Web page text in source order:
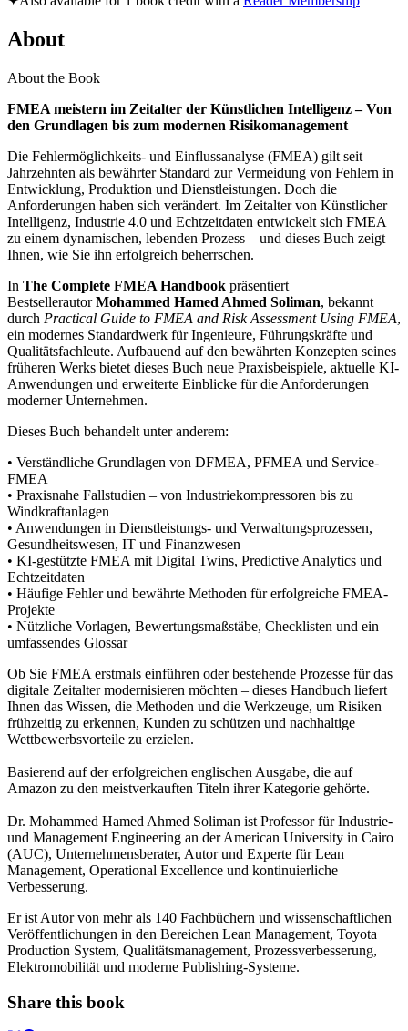
About
About the Book
FMEA meistern im Zeitalter der Künstlichen Intelligenz – Von
den Grundlagen bis zum modernen Risikomanagement
Die Fehlermöglichkeits- und Einflussanalyse (FMEA) gilt seit
Jahrzehnten als bewährter Standard zur Vermeidung von Fehlern in
Entwicklung, Produktion und Dienstleistungen. Doch die
Anforderungen haben sich verändert. Im Zeitalter von Künstlicher
Intelligenz, Industrie 4.0 und Echtzeitdaten entwickelt sich FMEA
zu einem dynamischen, lebenden Prozess – und dieses Buch zeigt
Ihnen, wie Sie ihn erfolgreich beherrschen.
In The Complete FMEA Handbook präsentiert
BestsellerautorMohammed Hamed Ahmed Soliman, bekannt
durch Practical Guide to FMEA and Risk Assessment Using FMEA,
ein modernes Standardwerk für Ingenieure, Führungskräfte und
Qualitätsfachleute. Aufbauend auf den bewährten Konzepten seines
früheren Werks bietet dieses Buch neue Praxisbeispiele, aktuelle KI-
Anwendungen und erweiterte Einblicke für die Anforderungen
moderner Unternehmen.
Dieses Buch behandelt unter anderem:
• Verständliche Grundlagen von DFMEA, PFMEA und Service-
FMEA
• Praxisnahe Fallstudien – von Industriekompressoren bis zu
Windkraftanlagen
• Anwendungen in Dienstleistungs- und Verwaltungsprozessen,
Gesundheitswesen, IT und Finanzwesen
• KI-gestützte FMEA mit Digital Twins, Predictive Analytics und
Echtzeitdaten
• Häufige Fehler und bewährte Methoden für erfolgreiche FMEA-
Projekte
• Nützliche Vorlagen, Bewertungsmaßstäbe, Checklisten und ein
umfassendes Glossar
Ob Sie FMEA erstmals einführen oder bestehende Prozesse für das
digitale Zeitalter modernisieren möchten – dieses Handbuch liefert
Ihnen das Wissen, die Methoden und die Werkzeuge, um Risiken
frühzeitig zu erkennen, Kunden zu schützen und nachhaltige
Wettbewerbsvorteile zu erzielen.
Basierend auf der erfolgreichen englischen Ausgabe, die auf
Amazon zu den meistverkauften Titeln ihrer Kategorie gehörte.
Dr. Mohammed Hamed Ahmed Soliman ist Professor für Industrie-
und Management Engineering an der American University in Cairo
(AUC), Unternehmensberater, Autor und Experte für Lean
Management, Operational Excellence und kontinuierliche
Verbesserung.
Er ist Autor von mehr als 140 Fachbüchern und wissenschaftlichen
Veröffentlichungen in den Bereichen Lean Management, Toyota
Production System, Qualitätsmanagement, Prozessverbesserung,
Elektromobilität und moderne Publishing-Systeme.
Share this book